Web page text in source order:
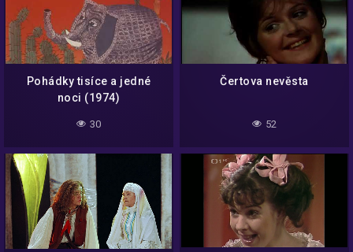
Pohádky tisíce a jedné
noci (1974)
30
Čertova nevěsta
52